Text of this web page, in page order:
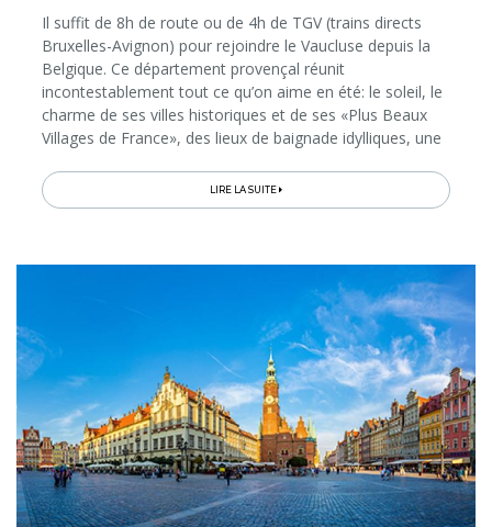
Il suffit de 8h de route ou de 4h de TGV (trains directs
Bruxelles-Avignon) pour rejoindre le Vaucluse depuis la
Belgique. Ce département provençal réunit
incontestablement tout ce qu’on aime en été: le soleil, le
charme de ses villes historiques et de ses «Plus Beaux
Villages de France», des lieux de baignade idylliques, une
balades à pied ou à vélo, une gastronomie et des vins
réputés, des festivités qui égaient journées et soirées…
LIRE LA SUITE